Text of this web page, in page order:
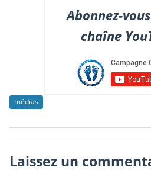
Abonnez-
chaîne
médias
Laissez un